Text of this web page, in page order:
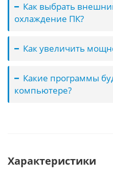
Как выбрать
охлаждение ПК?
Как увеличить
Какие программы
компьютере?
Характеристики